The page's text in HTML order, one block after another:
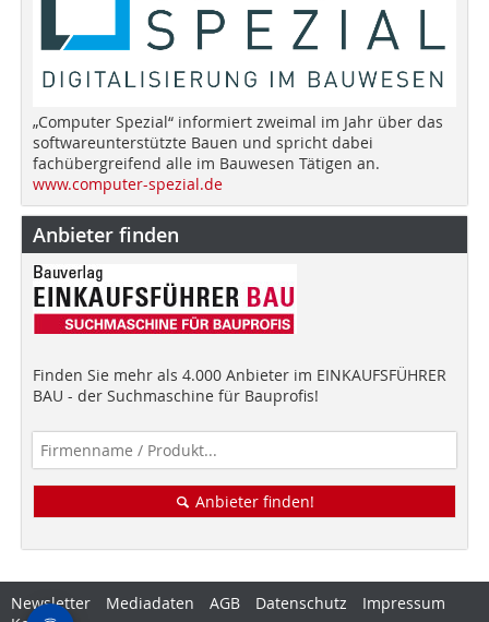
„Computer Spezial“ informiert zweimal im Jahr über das
softwareunterstützte Bauen und spricht dabei
fachübergreifend alle im Bauwesen Tätigen an.
www.computer-spezial.de
Anbieter finden
Finden Sie mehr als 4.000 Anbieter im EINKAUFSFÜHRER
BAU - der Suchmaschine für Bauprofis!
Anbieter finden!
Newsletter Mediadaten AGB Datenschutz
Impressum